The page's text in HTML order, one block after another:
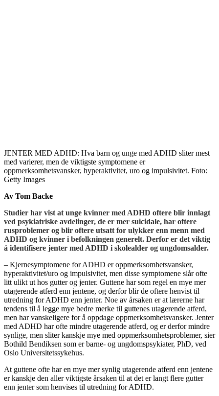
JENTER MED ADHD: Hva barn og unge med ADHD sliter mest
med varierer, men de viktigste symptomene er
oppmerksomhetsvansker, hyperaktivitet, uro og impulsivitet. Foto:
Getty Images
Av Tom Backe
Studier har vist at unge kvinner med ADHD oftere blir innlagt
ved psykiatriske avdelinger, de er mer suicidale, har oftere
rusproblemer og blir oftere utsatt for ulykker enn menn med
ADHD og kvinner i befolkningen generelt. Derfor er det viktig
å identifisere jenter med ADHD i skolealder og ungdomsalder.
– Kjernesymptomene for ADHD er oppmerksomhetsvansker,
hyperaktivitet/uro og impulsivitet, men disse symptomene slår ofte
litt ulikt ut hos gutter og jenter. Guttene har som regel en mye mer
utagerende atferd enn jentene, og derfor blir de oftere henvist til
utredning for ADHD enn jenter. Noe av årsaken er at lærerne har
tendens til å legge mye bedre merke til guttenes utagerende atferd,
men har vanskeligere for å oppdage oppmerksomhetsvansker. Jenter
med ADHD har ofte mindre utagerende atferd, og er derfor mindre
synlige, men sliter kanskje mye med oppmerksomhetsproblemer, sier
Bothild Bendiksen som er barne- og ungdomspsykiater, PhD, ved
Oslo Universitetssykehus.
At guttene ofte har en mye mer synlig utagerende atferd enn jentene
er kanskje den aller viktigste årsaken til at det er langt flere gutter
enn jenter som henvises til utredning for ADHD.